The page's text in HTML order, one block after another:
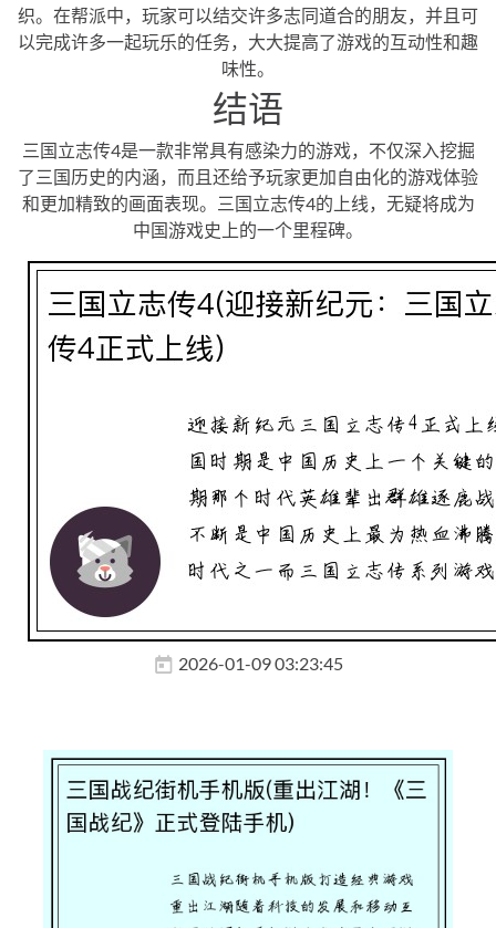
织。在帮派中，玩家可以结交许多志同道合的朋友，并且可
以完成许多一起玩乐的任务，大大提高了游戏的互动性和趣
味性。
结语
三国立志传4是一款非常具有感染力的游戏，不仅深入挖掘
了三国历史的内涵，而且还给予玩家更加自由化的游戏体验
和更加精致的画面表现。三国立志传4的上线，无疑将成为
中国游戏史上的一个里程碑。
2026-01-09 03:23:45